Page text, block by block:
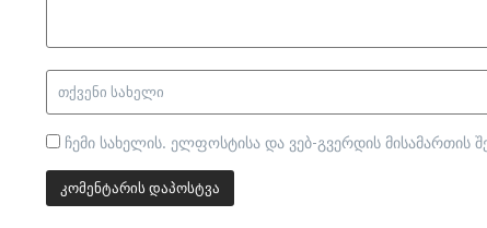
ჩემი სახელის. ელფოსტისა და ვებ-გვერდის მისამართის